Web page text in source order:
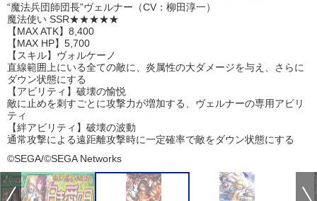
“魔法兵団師団長”ヴェルナー（CV：柳田淳一）
魔法使い SSR★★★★★
【MAX ATK】8,400
【MAX HP】5,700
【スキル】ヴォルケーノ
直線範囲上にいる全ての敵に、炎属性の大ダメージを与え、さらに
ダウン状態にする
【アビリティ】破壊の愉悦
敵に止めを刺すごとに攻撃力が増加する、ヴェルナーの専用アビリ
ティ
【絆アビリティ】破壊の波動
通常攻撃による遠距離攻撃時に一定確率で敵をダウン状態にする
©SEGA/©SEGA Networks